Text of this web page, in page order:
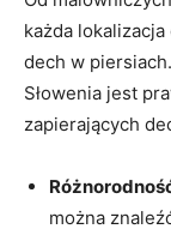
każda
‌dech w
Słowenia jest
zapierających
‍można